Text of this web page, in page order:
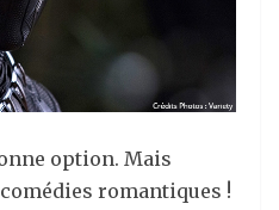
option. Mais
romantiques !